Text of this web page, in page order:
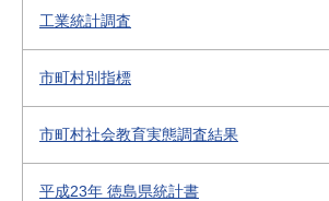
工業統計調査
市町村別指標
市町村社会教育実態調査結果
平成23年 徳島県統計書